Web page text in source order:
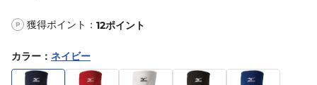
P 獲得ポイント： 12ポイント
カラー ： ネイビー